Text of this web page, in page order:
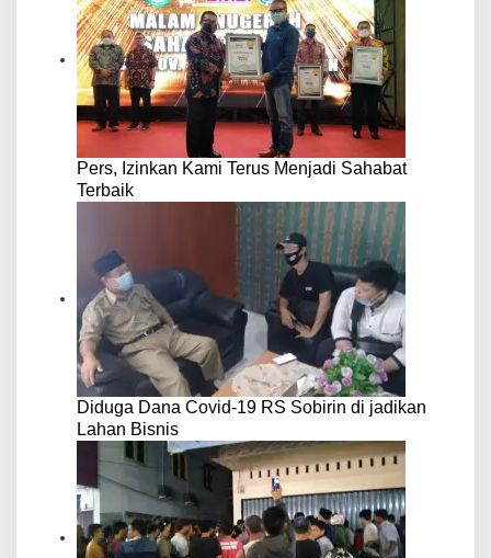
Pers, Izinkan Kami Terus Menjadi Sahabat
Terbaik
Diduga Dana Covid-19 RS Sobirin di jadikan
Lahan Bisnis